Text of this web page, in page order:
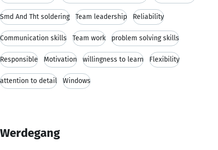
Smd And Tht soldering Team leadership Reliability
Communication skills Team work problem solving skills
Responsible Motivation willingness to learn Flexibility
attention to detail Windows
Werdegang